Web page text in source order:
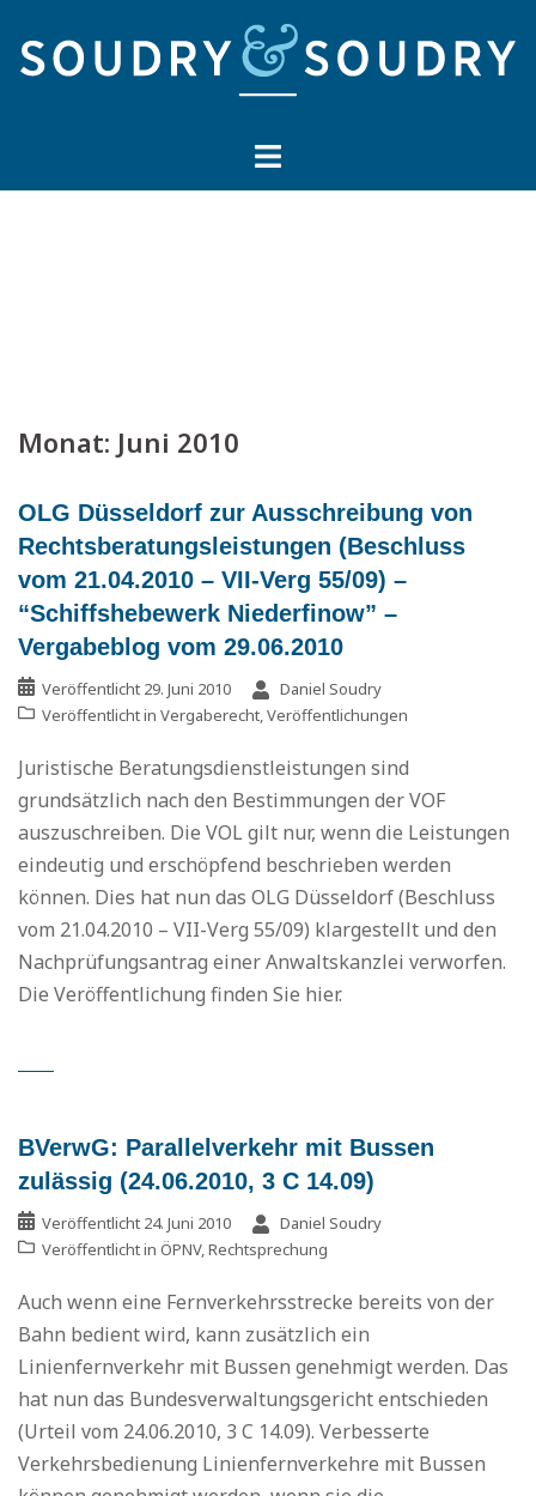
zum
Inhalt
Monat: Juni 2010
OLG Düsseldorf zur Ausschreibung von
Rechtsberatungsleistungen (Beschluss
vom 21.04.2010 – VII-Verg 55/09) –
“Schiffshebewerk Niederfinow” –
Vergabeblog vom 29.06.2010
Veröffentlicht 29. Juni 2010
Daniel Soudry
Veröffentlicht in Vergaberecht,Veröffentlichungen
Juristische Beratungsdienstleistungen sind
grundsätzlich nach den Bestimmungen der VOF
auszuschreiben. Die VOL gilt nur, wenn die Leistungen
eindeutig und erschöpfend beschrieben werden
können. Dies hat nun das OLG Düsseldorf (Beschluss
vom 21.04.2010 – VII-Verg 55/09) klargestellt und den
Nachprüfungsantrag einer Anwaltskanzlei verworfen.
Die Veröffentlichung finden Sie hier.
BVerwG: Parallelverkehr mit Bussen
zulässig (24.06.2010, 3 C 14.09)
Veröffentlicht 24. Juni 2010
Daniel Soudry
Veröffentlicht in ÖPNV,Rechtsprechung
Auch wenn eine Fernverkehrsstrecke bereits von der
Bahn bedient wird, kann zusätzlich ein
Linienfernverkehr mit Bussen genehmigt werden. Das
hat nun das Bundesverwaltungsgericht entschieden
(Urteil vom 24.06.2010, 3 C 14.09). Verbesserte
Verkehrsbedienung Linienfernverkehre mit Bussen